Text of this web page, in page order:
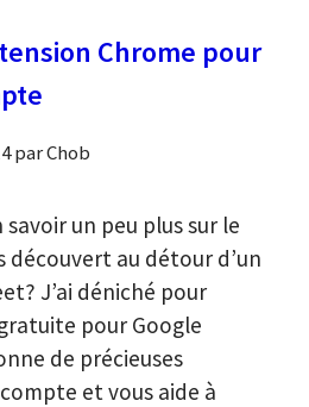
Chrome pour
par Chob
savoir un peu plus sur le
au détour d’un
J’ai déniché pour
pour Google
de précieuses
et vous aide à